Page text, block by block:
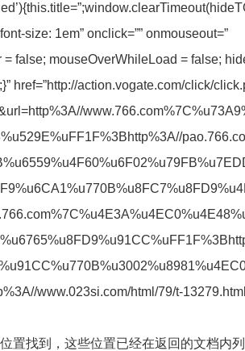
size: 1em” onclick=”” onmouseout=”
false; mouseOverWhileLoad = false;
href=”http://action.vogate.com/click/
www.023si.com/html/79/t-
置找到，这些位置已经在返回的文档内